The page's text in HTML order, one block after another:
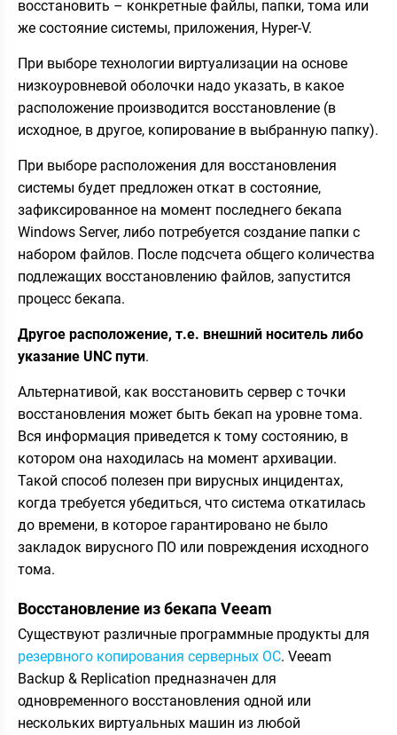
восстановить – конкретные файлы, папки, тома или
же состояние системы, приложения, Hyper-V.
При выборе технологии виртуализации на основе
низкоуровневой оболочки надо указать, в какое
расположение производится восстановление (в
исходное, в другое, копирование в выбранную папку).
При выборе расположения для восстановления
системы будет предложен откат в состояние,
зафиксированное на момент последнего бекапа
Windows Server, либо потребуется создание папки с
набором файлов. После подсчета общего количества
подлежащих восстановлению файлов, запустится
процесс бекапа.
Другое расположение, т.е. внешний носитель либо
указание UNC пути.
Альтернативой, как восстановить сервер с точки
восстановления может быть бекап на уровне тома.
Вся информация приведется к тому состоянию, в
котором она находилась на момент архивации.
Такой способ полезен при вирусных инцидентах,
когда требуется убедиться, что система откатилась
до времени, в которое гарантировано не было
закладок вирусного ПО или повреждения исходного
тома.
Восстановление из бекапа Veeam
Существуют различные программные продукты для
резервного копирования серверных ОС. Veeam
Backup & Replication предназначен для
одновременного восстановления одной или
нескольких виртуальных машин из любой